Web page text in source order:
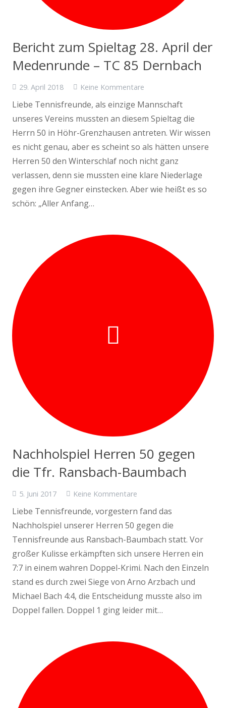
Bericht zum Spieltag 28. April der
Medenrunde – TC 85 Dernbach
29. April 2018 Keine Kommentare
Liebe Tennisfreunde, als einzige Mannschaft
unseres Vereins mussten an diesem Spieltag die
Herrn 50 in Höhr-Grenzhausen antreten. Wir wissen
es nicht genau, aber es scheint so als hätten unsere
Herren 50 den Winterschlaf noch nicht ganz
verlassen, denn sie mussten eine klare Niederlage
gegen ihre Gegner einstecken. Aber wie heißt es so
schön: „Aller Anfang…
Nachholspiel Herren 50 gegen
die Tfr. Ransbach-Baumbach
5. Juni 2017 Keine Kommentare
Liebe Tennisfreunde, vorgestern fand das
Nachholspiel unserer Herren 50 gegen die
Tennisfreunde aus Ransbach-Baumbach statt. Vor
großer Kulisse erkämpften sich unsere Herren ein
7:7 in einem wahren Doppel-Krimi. Nach den Einzeln
stand es durch zwei Siege von Arno Arzbach und
Michael Bach 4:4, die Entscheidung musste also im
Doppel fallen. Doppel 1 ging leider mit…